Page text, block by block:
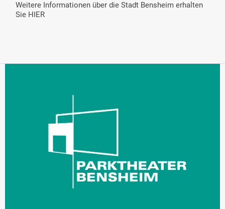
Weitere Informationen über die Stadt Bensheim erhalten
Sie HIER